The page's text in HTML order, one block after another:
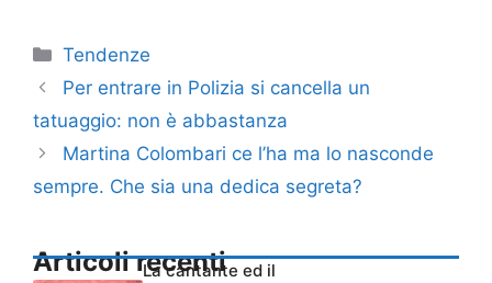
Categorie
Tendenze
Per entrare in Polizia si cancella un
tatuaggio: non è abbastanza
Martina Colombari ce l’ha ma lo nasconde
sempre. Che sia una dedica segreta?
Articoli recenti
La cantante ed il